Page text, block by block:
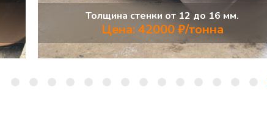
Толщина стенки от 12 до 16 мм.
Цена: 42000 ₽/тонна